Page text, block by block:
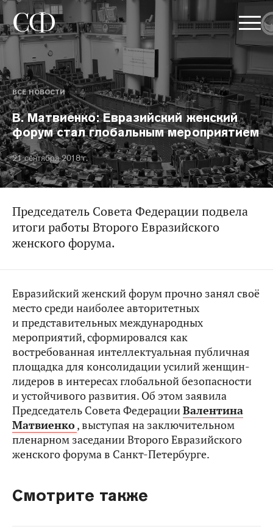
ВСЕ НОВОСТИ
В. Матвиенко: Евразийский женский
форум стал глобальным мероприятием
21 сентября 2018 г.
Председатель Совета Федерации подвела
итоги работы Второго Евразийского
женского форума.
Евразийский женский форум прочно занял своё
место среди наиболее авторитетных
и представительных международных
мероприятий, сформировался как
востребованная интеллектуальная публичная
площадка для консолидации усилий женщин-
лидеров в интересах глобальной безопасности
и устойчивого развития. Об этом заявила
Председатель Совета ФедерацииВалентина
Матвиенко, выступая на заключительном
пленарном заседании Второго Евразийского
женского форума в Санкт-Петербурге.
Смотрите также